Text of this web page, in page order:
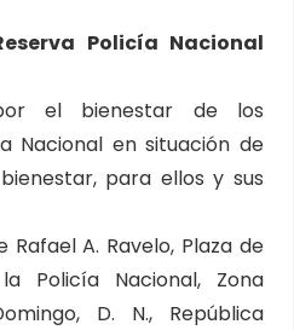
Policía Nacional
el bienestar de los
Nacional en situación de
para ellos y sus
Rafael A. Ravelo, Plaza de
Policía Nacional, Zona
D. N., República